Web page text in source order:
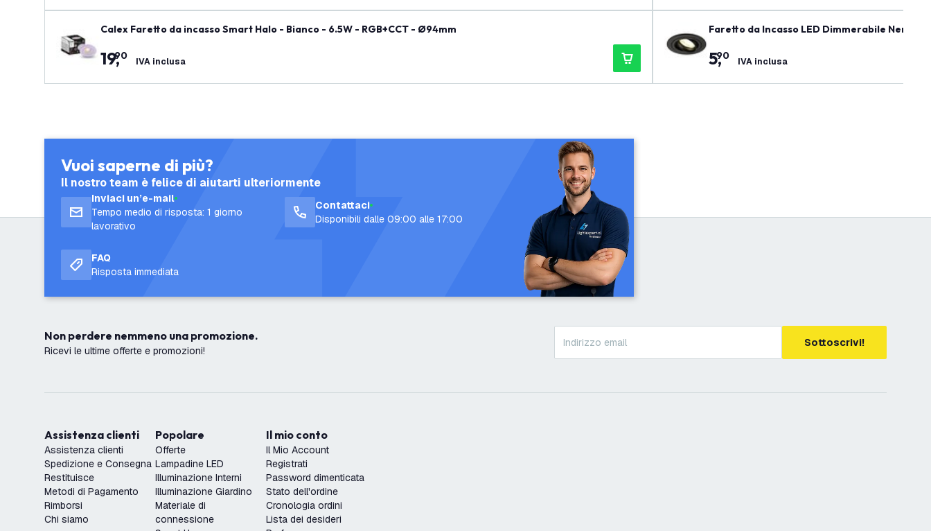
Calex Faretto da incasso Smart Halo - Bianco - 6.5W - RGB+CCT - Ø94mm
19,
90 IVA inclusa
Faretto da Incasso LED Dimmerabile Nero -
5,
90 IVA inclusa
Vuoi saperne di più?
Il nostro team è felice di aiutarti ulteriormente
Inviaci un’e-mail
Tempo medio di risposta: 1 giorno
lavorativo
Contattaci
Disponibili dalle 09:00 alle 17:00
FAQ
Risposta immediata
Non perdere nemmeno una promozione.
Ricevi le ultime offerte e promozioni!
Sottoscrivi!
Assistenza clienti
Assistenza clienti
Spedizione e Consegna
Restituisce
Metodi di Pagamento
Rimborsi
Chi siamo
Popolare
Offerte
Lampadine LED
Illuminazione Interni
Illuminazione Giardino
Materiale di
connessione
Il mio conto
Il Mio Account
Registrati
Password dimenticata
Stato dell'ordine
Cronologia ordini
Lista dei desideri